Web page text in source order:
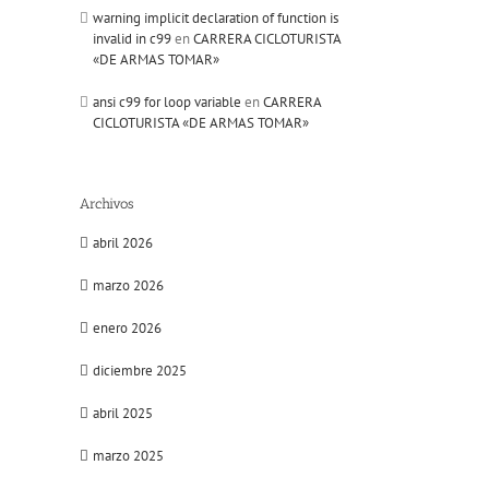
warning implicit declaration of function is
invalid in c99enCARRERA CICLOTURISTA
«DE ARMAS TOMAR»
ansi c99 for loop variable enCARRERA
CICLOTURISTA «DE ARMAS TOMAR»
Archivos
abril 2026
marzo 2026
enero 2026
diciembre 2025
abril 2025
marzo 2025